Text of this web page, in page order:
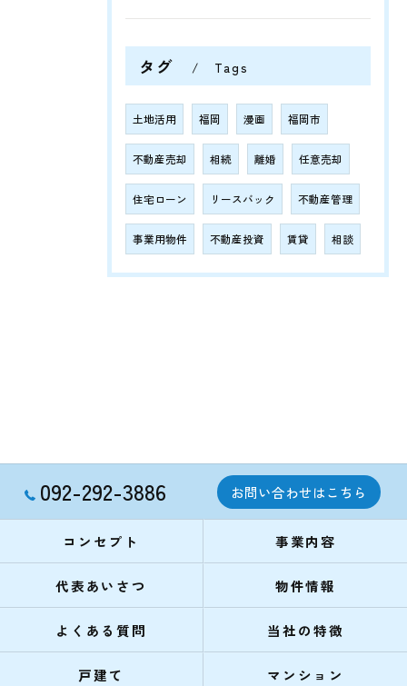
タグ Tags
土地活用 福岡 漫画 福岡市
不動産売却 相続 離婚 任意売却
住宅ローン リースバック 不動産管理
事業用物件 不動産投資 賃貸 相談
092-292-3886 お問い合わせはこちら
コンセプト 事業内容
代表あいさつ 物件情報
よくある質問 当社の特徴
戸建て マンション